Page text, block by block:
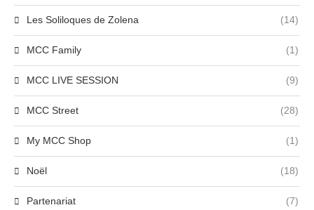
Les Soliloques de Zolena (14)
MCC Family (1)
MCC LIVE SESSION (9)
MCC Street (28)
My MCC Shop (1)
Noël (18)
Partenariat (7)